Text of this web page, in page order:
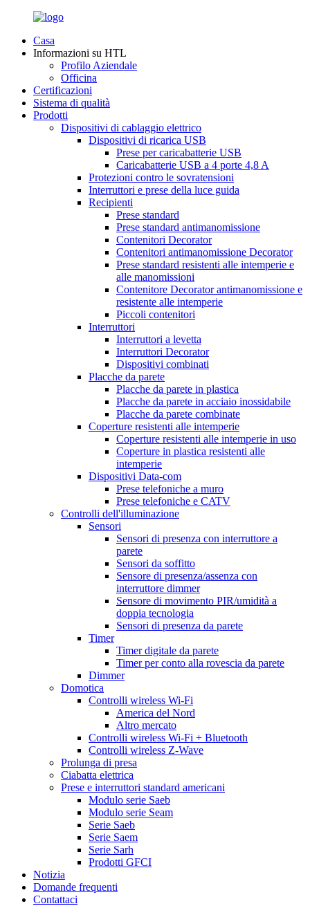
Casa
Informazioni su HTL
Profilo Aziendale
Officina
Certificazioni
Sistema di qualità
Prodotti
Dispositivi di cablaggio elettrico
Dispositivi di ricarica USB
Prese per caricabatterie USB
Caricabatterie USB a 4 porte 4,8 A
Protezioni contro le sovratensioni
Interruttori e prese della luce guida
Recipienti
Prese standard
Prese standard antimanomissione
Contenitori Decorator
Contenitori antimanomissione Decorator
Prese standard resistenti alle intemperie e
alle manomissioni
Contenitore Decorator antimanomissione e
resistente alle intemperie
Piccoli contenitori
Interruttori
Interruttori a levetta
Interruttori Decorator
Dispositivi combinati
Placche da parete
Placche da parete in plastica
Placche da parete in acciaio inossidabile
Placche da parete combinate
Coperture resistenti alle intemperie
Coperture resistenti alle intemperie in uso
Coperture in plastica resistenti alle
intemperie
Dispositivi Data-com
Prese telefoniche a muro
Prese telefoniche e CATV
Controlli dell'illuminazione
Sensori
Sensori di presenza con interruttore a
parete
Sensori da soffitto
Sensore di presenza/assenza con
interruttore dimmer
Sensore di movimento PIR/umidità a
doppia tecnologia
Sensori di presenza da parete
Timer
Timer digitale da parete
Timer per conto alla rovescia da parete
Dimmer
Domotica
Controlli wireless Wi-Fi
America del Nord
Altro mercato
Controlli wireless Wi-Fi + Bluetooth
Controlli wireless Z-Wave
Prolunga di presa
Ciabatta elettrica
Prese e interruttori standard americani
Modulo serie Saeb
Modulo serie Seam
Serie Saeb
Serie Saem
Serie Sarh
Prodotti GFCI
Notizia
Domande frequenti
Contattaci